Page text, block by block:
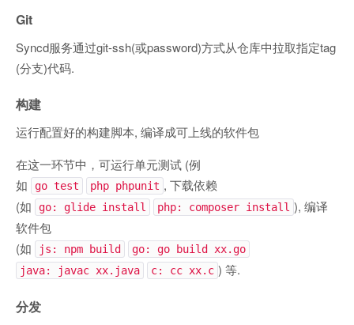
Git
Syncd服务通过git-ssh(或password)方式从仓库中拉取指定tag
(分支)代码.
构建
运行配置好的构建脚本, 编译成可上线的软件包
在这一环节中，可运行单元测试 (例
如
go test php phpunit , 下载依赖
(如
go: glide install php: composer install ), 编译
软件包
(如
js: npm build
go: go build xx.go
java: javac xx.java
c: cc xx.c ) 等.
分发